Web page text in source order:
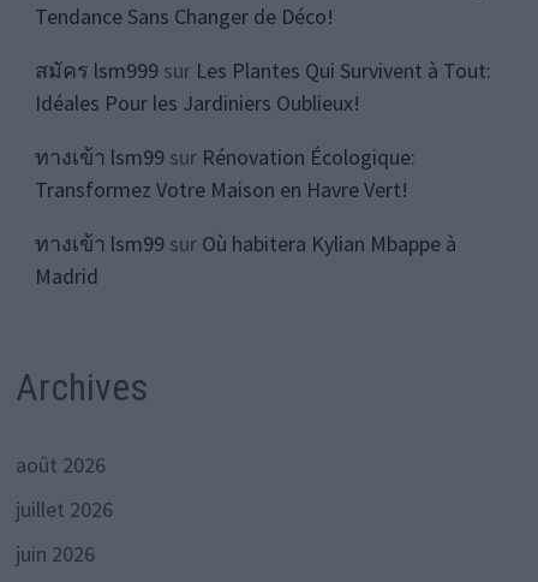
Tendance Sans Changer de Déco!
สมัคร lsm999sur Les Plantes Qui Survivent à Tout:
Idéales Pour les Jardiniers Oublieux!
ทางเข้า lsm99sur Rénovation Écologique:
Transformez Votre Maison en Havre Vert!
ทางเข้า lsm99sur Où habitera Kylian Mbappe à
Madrid
Archives
août 2026
juillet 2026
juin 2026